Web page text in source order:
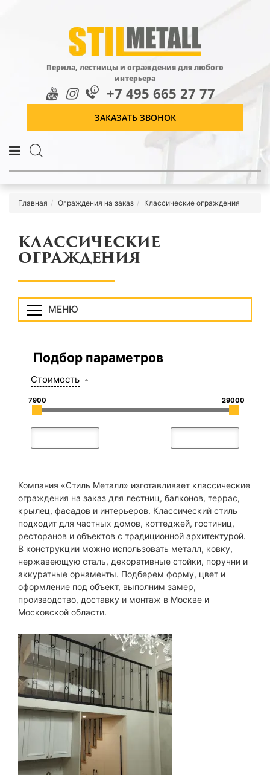
Перила, лестницы и ограждения для любого
интерьера
+7 495 665 27 77
ЗАКАЗАТЬ ЗВОНОК
Главная Ограждения на заказ Классические ограждения
КЛАССИЧЕСКИЕ
ОГРАЖДЕНИЯ
МЕНЮ
Подбор параметров
Стоимость
7900 29000
Компания «Стиль Металл» изготавливает классические
ограждения на заказ для лестниц, балконов, террас,
крылец, фасадов и интерьеров. Классический стиль
подходит для частных домов, коттеджей, гостиниц,
ресторанов и объектов с традиционной архитектурой.
В конструкции можно использовать металл, ковку,
нержавеющую сталь, декоративные стойки, поручни и
аккуратные орнаменты. Подберем форму, цвет и
оформление под объект, выполним замер,
производство, доставку и монтаж в Москве и
Московской области.